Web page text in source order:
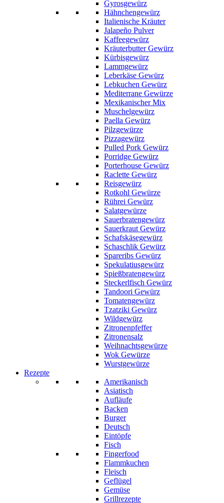
Gyrosgewürz
Hähnchengewürz
Italienische Kräuter
Jalapeño Pulver
Kaffeegewürz
Kräuterbutter Gewürz
Kürbisgewürz
Lammgewürz
Leberkäse Gewürz
Lebkuchen Gewürz
Mediterrane Gewürze
Mexikanischer Mix
Muschelgewürz
Paella Gewürz
Pilzgewürze
Pizzagewürz
Pulled Pork Gewürz
Porridge Gewürz
Porterhouse Gewürz
Raclette Gewürz
Reisgewürz
Rotkohl Gewürze
Rührei Gewürz
Salatgewürze
Sauerbratengewürz
Sauerkraut Gewürz
Schafskäsegewürz
Schaschlik Gewürz
Spareribs Gewürz
Spekulatiusgewürz
Spießbratengewürz
Steckerlfisch Gewürz
Tandoori Gewürz
Tomatengewürz
Tzatziki Gewürz
Wildgewürz
Zitronenpfeffer
Zitronensalz
Weihnachtsgewürze
Wok Gewürze
Wurstgewürze
Rezepte
Amerikanisch
Asiatisch
Aufläufe
Backen
Burger
Deutsch
Eintöpfe
Fisch
Fingerfood
Flammkuchen
Fleisch
Geflügel
Gemüse
Grillrezepte